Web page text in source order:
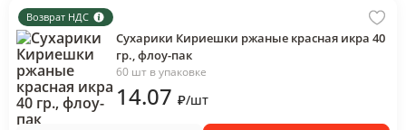
Возврат НДС
Сухарики Кириешки ржаные красная икра 40
гр., флоу-пак
60 шт в упаковке
14.07 ₽/шт